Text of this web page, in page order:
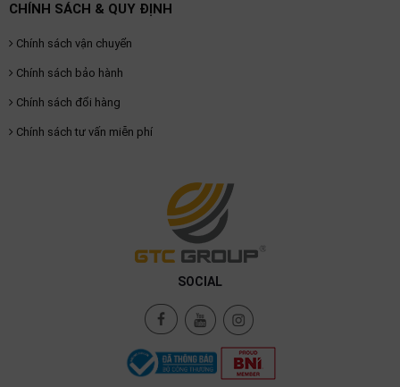
CHÍNH SÁCH & QUY ĐỊNH
Chính sách vận chuyển
Chính sách bảo hành
Chính sách đổi hàng
Chính sách tư vấn miễn phí
SOCIAL